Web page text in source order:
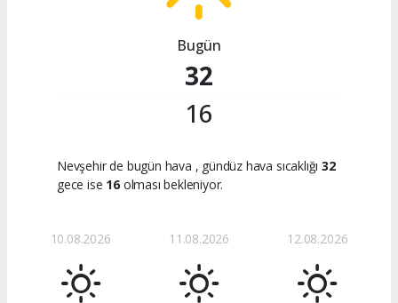
Bugün
32
16
Nevşehir de bugün hava , gündüz hava sıcaklığı 32
gece ise 16olması bekleniyor.
10.08.2026 11.08.2026 12.08.2026